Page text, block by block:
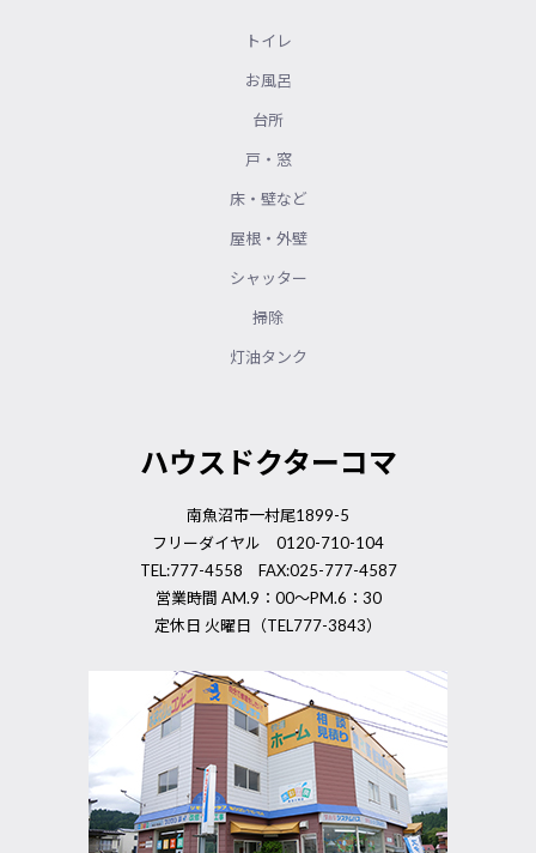
トイレ
お風呂
台所
戸・窓
床・壁など
屋根・外壁
シャッター
掃除
灯油タンク
ハウスドクターコマ
南魚沼市一村尾1899-5
フリーダイヤル 0120-710-104
TEL:777-4558 FAX:025-777-4587
営業時間 AM.9：00～PM.6：30
定休日 火曜日（TEL777-3843）